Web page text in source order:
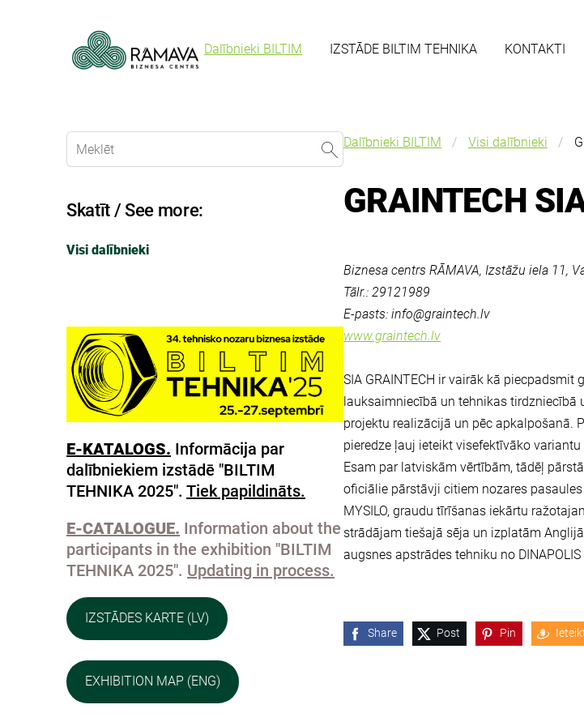
Dalībnieki BILTIM IZSTĀDE BILTIM TEHNIKA KONTAKTI
Skatīt / See more:
Visi dalībnieki
E-KATALOGS. Informācija par
dalībniekiem izstādē "BILTIM
TEHNIKA 2025". Tiek papildināts.
E-CATALOGUE. Information about the
participants in the exhibition "BILTIM
TEHNIKA 2025". Updating in process.
IZSTĀDES KARTE (LV)
EXHIBITION MAP (ENG)
Dalībnieki BILTIM Visi dalībnieki
GRAINTECH
Biznesa centrs RĀMAVA, Izstāžu iela 11,
Tālr.: 29121989
E-pasts:info@graintech.lv
www.graintech.lv
SIA GRAINTECH ir vairāk kā piecpadsmit
lauksaimniecībā un tehnikas tirdzniecībā
projektu realizācijā un pēc apkalpošanā.
pieredze ļauj ieteikt visefektīvāko
Esam par latviskām vērtībām, tādēļ
oficiālie pārstāvji citiem nozares
MYSILO, graudu tīrīšanas iekārtu
strādājam tiešajā sēja un izplatām
augsnes apstrādes tehniku no
Share Post Pin